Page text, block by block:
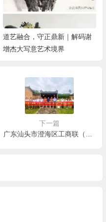
道艺融合，守正鼎新｜解码谢
增杰大写意艺术境界
下一篇
广东汕头市澄海区工商联（总商会）赴江西 开展“理想信念教育”主题活动